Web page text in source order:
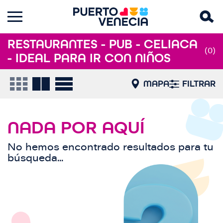
RESTAURANTES - PUB - CELIACA
- IDEAL PARA IR CON NIÑOS
(0)
MAPA FILTRAR
NADA POR AQUÍ
No hemos encontrado resultados para tu
búsqueda...